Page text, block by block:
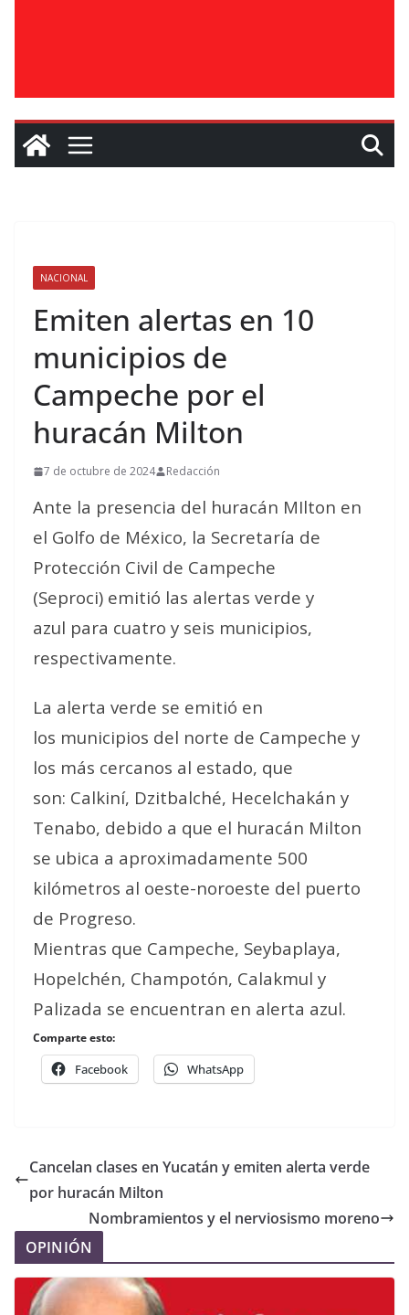
NACIONAL
Emiten alertas en 10
municipios de
Campeche por el
huracán Milton
7 de octubre de 2024 Redacción
Ante la presencia del huracán MIlton en
el Golfo de México, la Secretaría de
Protección Civil de Campeche
(Seproci) emitió las alertas verde y
azul para cuatro y seis municipios,
respectivamente.
La alerta verde se emitió en
los municipios del norte de Campeche y
los más cercanos al estado, que
son: Calkiní, Dzitbalché, Hecelchakán y
Tenabo, debido a que el huracán Milton
se ubica a aproximadamente 500
kilómetros al oeste-noroeste del puerto
de Progreso.
Mientras que Campeche, Seybaplaya,
Hopelchén, Champotón, Calakmul y
Palizada se encuentran en alerta azul.
Comparte esto:
Facebook WhatsApp
Cancelan clases en Yucatán y emiten alerta verde
por huracán Milton
Nombramientos y el nerviosismo moreno
OPINIÓN